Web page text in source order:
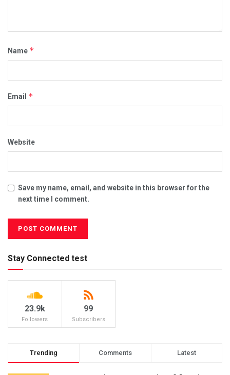
Name *
Email *
Website
Save my name, email, and website in this browser for the
next time I comment.
Stay Connected test
23.9k
Followers
99
Subscribers
Trending Comments Latest